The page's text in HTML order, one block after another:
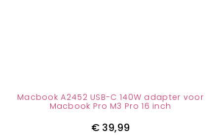
Macbook A2452 USB-C 140W adapter voor
Macbook Pro M3 Pro 16 inch
€ 39,99